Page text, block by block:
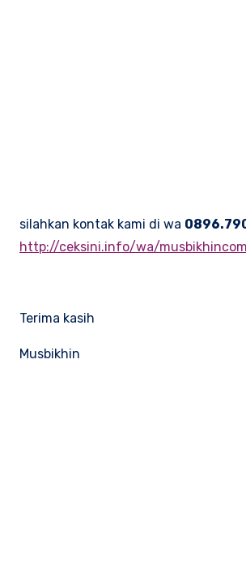
silahkan kontak kami di wa
http://ceksini.info/wa/musbikhincom
Terima kasih
Musbikhin